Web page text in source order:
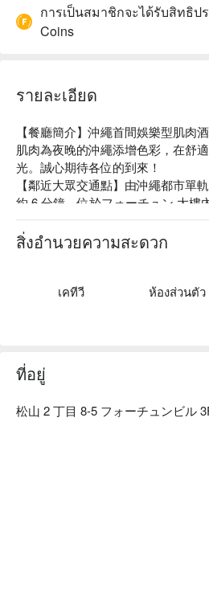
การเป็นสมาชิกจะได้รับสิทธิป
Coins
รายละเอียด
【餐廳簡介】沖繩首間娛樂型肌肉
肌肉為夜晚的沖繩添增色彩，在舒
光。誠心期待各位的到來！
【鄰近大眾交通點】由沖繩都市單
約 6 分鐘。位於フォーチュン 大樓
店 Cotedor 以及 1 樓是鐵板燒餐酒
สิ่งอำนวยความสะดวก
เคทีวี ห้องส่วนตัว
ที่อยู่
松山 2 丁目 8-5 フォーチュンビル